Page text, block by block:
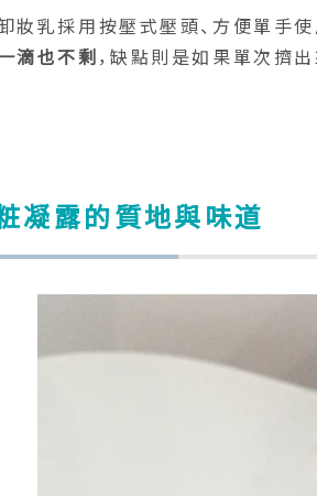
妝乳採用按壓式壓頭、方便單手使
滴也不剩，缺點則是如果單次擠
凝露的質地與味道